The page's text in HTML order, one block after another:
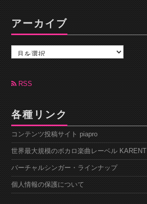
アーカイブ
カ
ブ RSS
各種リンク
コンテンツ投稿サイト piapro
世界最大規模のボカロ楽曲レーベル KARENT
バーチャルシンガー・ラインナップ
個人情報の保護について